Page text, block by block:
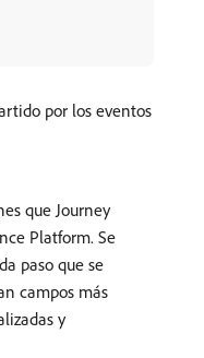
por los eventos
que Journey
Platform. Se
paso que se
campos más
y